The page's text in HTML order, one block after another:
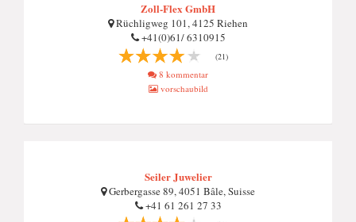
Zoll-Flex GmbH
Rüchligweg 101, 4125 Riehen
+41(0)61/ 6310915
(21)
8 kommentar
vorschaubild
Seiler Juwelier
Gerbergasse 89, 4051 Bâle, Suisse
+41 61 261 27 33